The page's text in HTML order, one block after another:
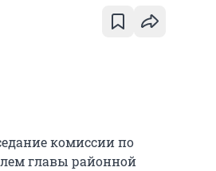
комиссии по
главы районной